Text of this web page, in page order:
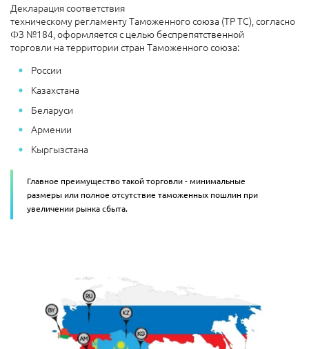
Декларация соответствия
техническому регламенту Таможенного союза (ТР ТС), согласно
ФЗ №184, оформляется с целью беспрепятственной
торговли на территории стран Таможенного союза:
России
Казахстана
Беларуси
Армении
Кыргызстана
Главное преимущество такой торговли - минимальные
размеры или полное отсутствие таможенных пошлин при
увеличении рынка сбыта.